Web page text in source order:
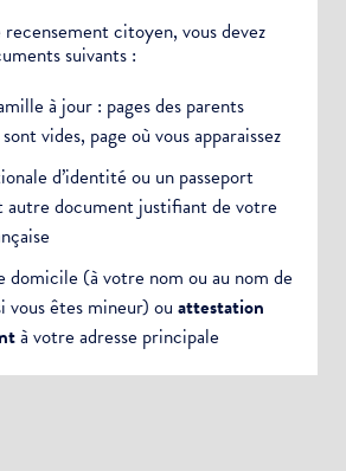
citoyen, vous devez
suivants :
à jour : pages des parents
vides, page où vous apparaissez
d’identité ou un passeport
autre document justifiant de votre
domicile (à votre nom ou au nom de
vous êtes mineur) ou attestation
à votre adresse principale
abonnement :
et Vie associative